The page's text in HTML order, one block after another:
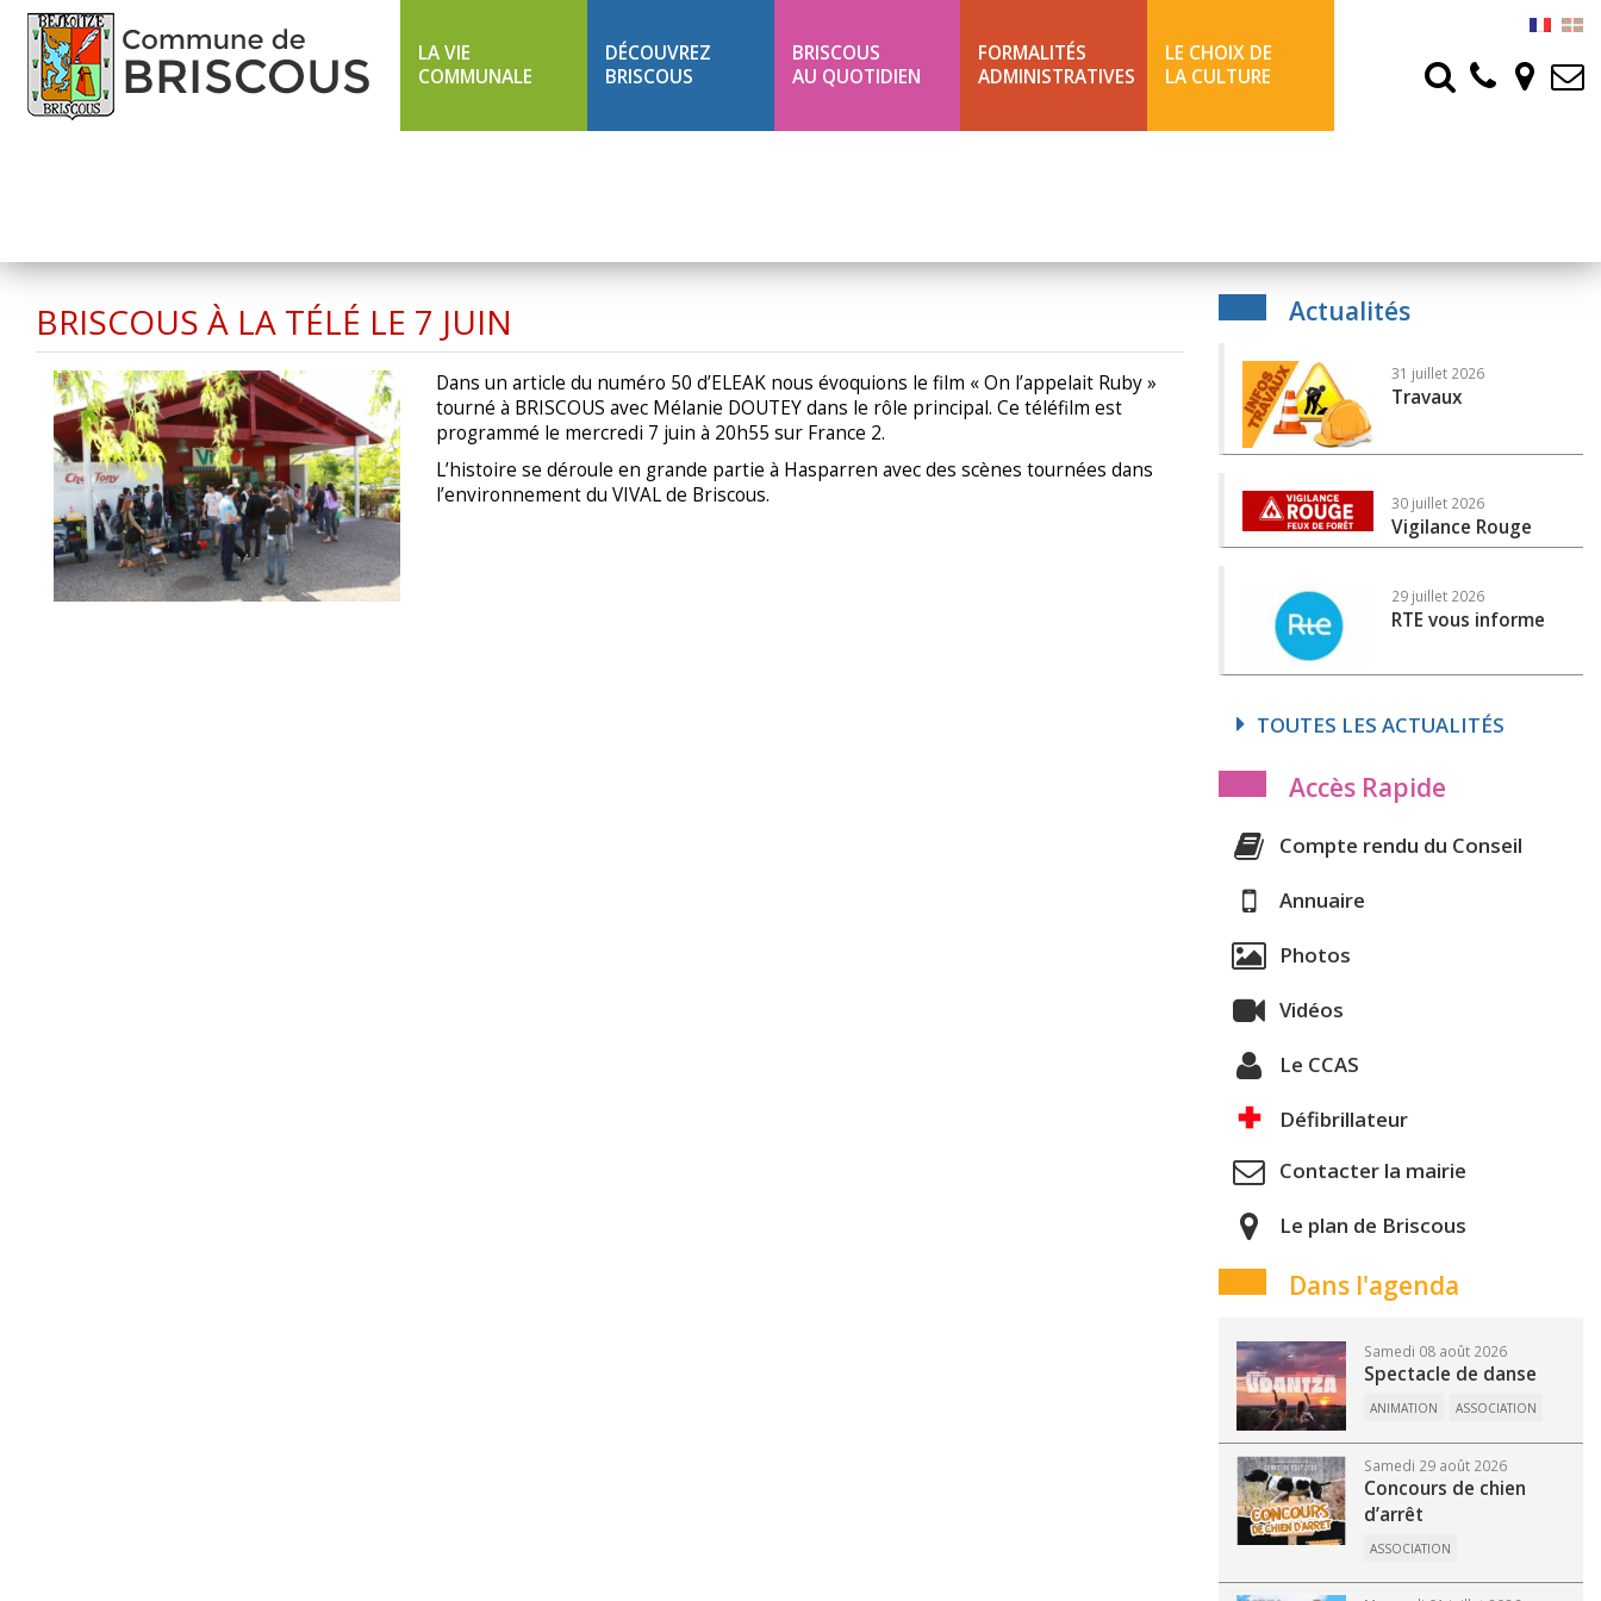
LA VIE
COMMUNALE
DÉCOUVREZ
BRISCOUS
BRISCOUS
AU QUOTIDIEN
FORMALITÉS
ADMINISTRATIVES
LE CHOIX DE
LA CULTURE
BRISCOUS À LA TÉLÉ LE 7 JUIN
Dans un article du numéro 50 d’ELEAK nous évoquions le film « On l’appelait Ruby »
tourné à BRISCOUS avec Mélanie DOUTEY dans le rôle principal. Ce téléfilm est
programmé le mercredi 7 juin à 20h55 sur France 2.
L’histoire se déroule en grande partie à Hasparren avec des scènes tournées dans
l’environnement du VIVAL de Briscous.
Actualités
31 juillet 2026
Travaux
30 juillet 2026
Vigilance Rouge
29 juillet 2026
RTE vous informe
TOUTES LES ACTUALITÉS
Accès Rapide
Compte rendu du Conseil
Annuaire
Photos
Vidéos
Le CCAS
Défibrillateur
Contacter la mairie
Le plan de Briscous
Dans l'agenda
Samedi 08 août 2026
Spectacle de danse
ANIMATION ASSOCIATION
Samedi 29 août 2026
Concours de chien
d’arrêt
ASSOCIATION